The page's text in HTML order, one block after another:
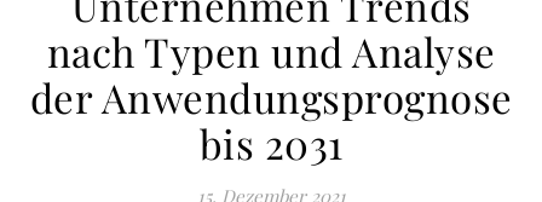
nach Typen und Analyse
der Anwendungsprognose
bis 2031
15. Dezember 2021